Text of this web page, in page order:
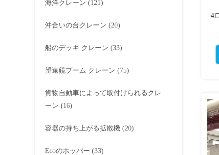
海洋クレーン (121)
沖合いの台クレーン (20)
船のデッキ クレーン (33)
望遠鏡ブーム クレーン (75)
貨物自動車によって取付けられるクレ
ーン (16)
容器の持ち上がる拡散機 (20)
Ecoのホッパー (33)
4